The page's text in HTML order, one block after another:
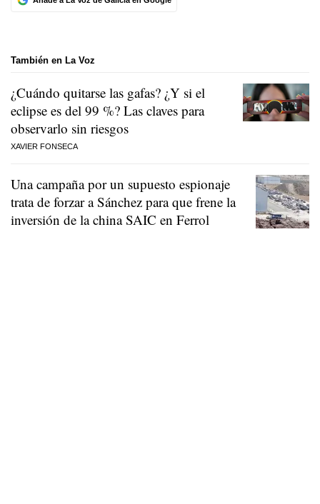
También en La Voz
¿Cuándo quitarse las gafas? ¿Y si el
eclipse es del 99 %? Las claves para
observarlo sin riesgos
XAVIER FONSECA
Una campaña por un supuesto espionaje
trata de forzar a Sánchez para que frene la
inversión de la china SAIC en Ferrol